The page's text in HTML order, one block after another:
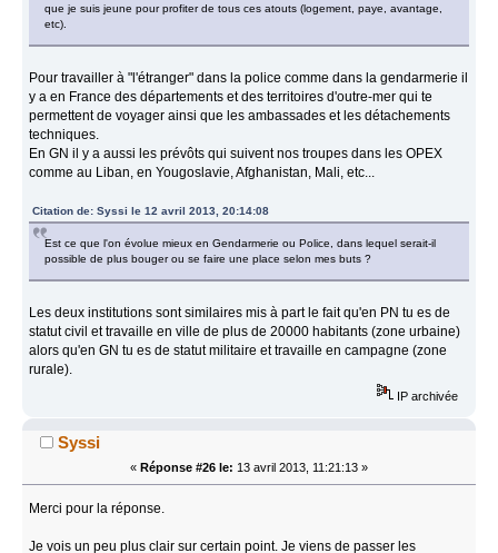
que je suis jeune pour profiter de tous ces atouts (logement, paye, avantage,
etc).
Pour travailler à "l'étranger" dans la police comme dans la gendarmerie il
y a en France des départements et des territoires d'outre-mer qui te
permettent de voyager ainsi que les ambassades et les détachements
techniques.
En GN il y a aussi les prévôts qui suivent nos troupes dans les OPEX
comme au Liban, en Yougoslavie, Afghanistan, Mali, etc...
Citation de: Syssi le 12 avril 2013, 20:14:08
Est ce que l'on évolue mieux en Gendarmerie ou Police, dans lequel serait-il
possible de plus bouger ou se faire une place selon mes buts ?
Les deux institutions sont similaires mis à part le fait qu'en PN tu es de
statut civil et travaille en ville de plus de 20000 habitants (zone urbaine)
alors qu'en GN tu es de statut militaire et travaille en campagne (zone
rurale).
IP archivée
Syssi
« Réponse #26 le: 13 avril 2013, 11:21:13 »
Merci pour la réponse.
Je vois un peu plus clair sur certain point. Je viens de passer les